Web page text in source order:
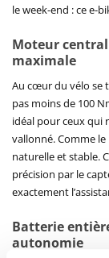
le week-end : ce e-
Moteur
maximale
Au cœur du vélo se
pas moins de 100
idéal pour ceux qui
vallonné. Comme le
naturelle et stable.
précision par le
exactement
Batterie
autonomie